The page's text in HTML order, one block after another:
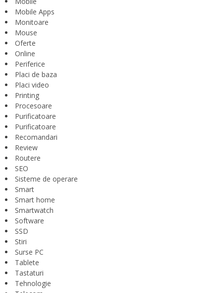
Mobile Apps
Monitoare
Mouse
Oferte
Online
Periferice
Placi de baza
Placi video
Printing
Procesoare
Purificatoare
Purificatoare
Recomandari
Review
Routere
SEO
Sisteme de operare
Smart
Smart home
Smartwatch
Software
SSD
Stiri
Surse PC
Tablete
Tastaturi
Tehnologie